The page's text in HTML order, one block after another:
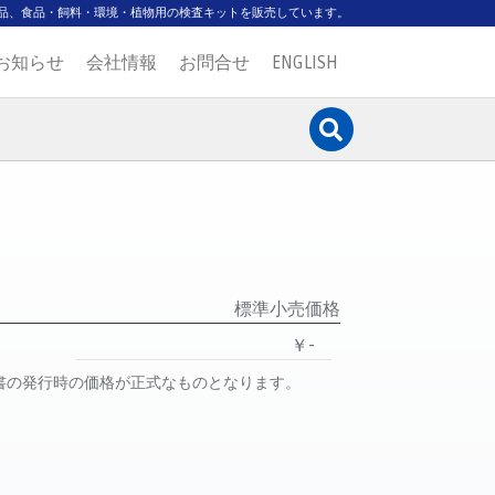
食品・飼料・環境・植物用の検査キットを販売しています。
知らせ 会社情報 お問合せ ENGLISH
標準小売価格
￥-
発行時の価格が正式なものとなります。